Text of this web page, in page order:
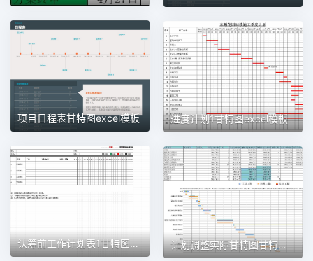
项目日程表甘特图excel模板 进度计划1甘特图excel模板
认筹前工作计划表1甘特图excel模板 计划调整实际甘特图甘特图excel模板